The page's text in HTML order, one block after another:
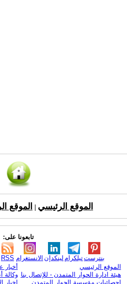
الموقع الرئيسي الموقع
تابعونا على:
RSS الانستغرام لينكدإن تيلكرامبنترست
الموقع الرئيسي
هيئة ادارة الحوار المتمدن - للإتصال بنا
إحصائيات مؤسسة الحوار المتمدن
أخبار
وكالة
اخبار